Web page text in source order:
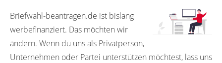
Briefwahl-beantragen.de ist bislang
werbefinanziert. Das möchten wir
ändern. Wenn du uns als Privatperson,
Unternehmen oder Partei unterstützen möchtest, lass uns